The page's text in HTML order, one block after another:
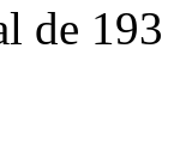
de 193